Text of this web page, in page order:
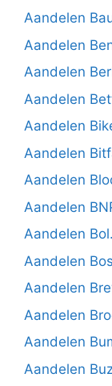
Aandelen
Aandelen
Aandelen
Aandelen
Aandelen
Aandelen
Aandelen
Aandelen
Aandelen
Aandelen
Aandelen
Aandelen
Aandelen
Aandelen